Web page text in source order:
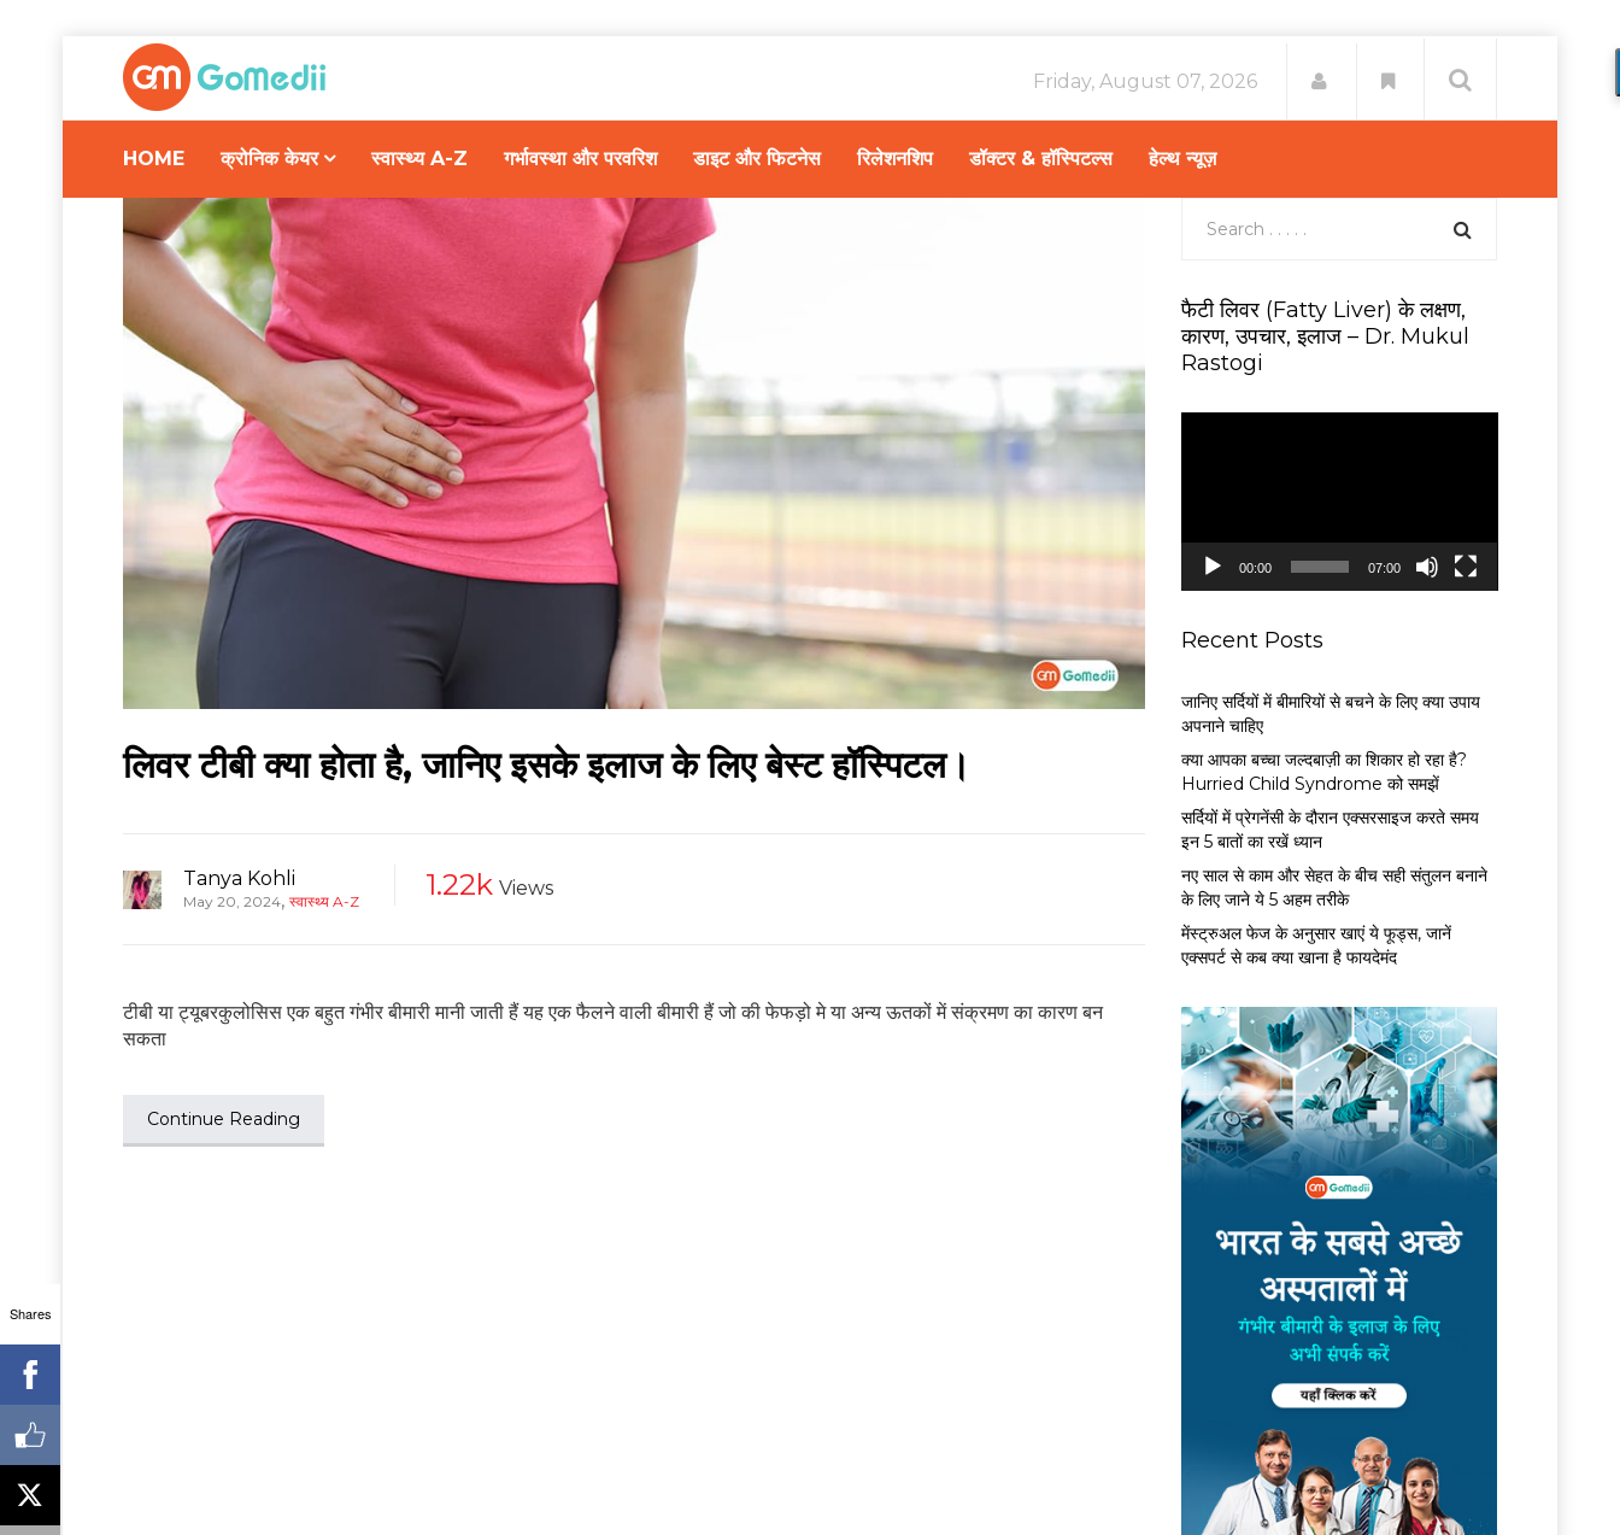
Friday, August 07, 2026
HOME क्रोनिक केयर स्वास्थ्य A-Z गर्भावस्था और परवरिश डाइट और फिटनेस रिलेशनशिप डॉक्टर & हॉस्पिटल्स हेल्थ न्यूज़
लिवर टीबी क्या होता है, जानिए इसके इलाज के लिए बेस्ट हॉस्पिटल।
Tanya Kohli
May 20, 2024, स्वास्थ्य A-Z 1.22k Views
टीबी या ट्यूबरकुलोसिस एक बहुत गंभीर बीमारी मानी जाती हैं यह एक फैलने वाली बीमारी हैं जो की फेफड़ो मे या अन्य ऊतकों में संक्रमण का कारण बन
सकता
Continue Reading
फैटी लिवर (Fatty Liver) के लक्षण,
कारण, उपचार, इलाज – Dr. Mukul
Rastogi
y
00:00 07:00
Recent Posts
जानिए सर्दियों में बीमारियों से बचने के लिए क्या उपाय
अपनाने चाहिए
क्या आपका बच्चा जल्दबाज़ी का शिकार हो रहा है?
Hurried Child Syndrome को समझें
सर्द‍ियों में प्रेगनेंसी के दौरान एक्सरसाइज करते समय
इन 5 बातों का रखें ध्यान
नए साल से काम और सेहत के बीच सही संतुलन बनाने
के लिए जाने ये 5 अहम तरीके
मेंस्ट्रुअल फेज के अनुसार खाएं ये फूड्स, जानें
एक्सपर्ट से कब क्या खाना है फायदेमंद
Shares